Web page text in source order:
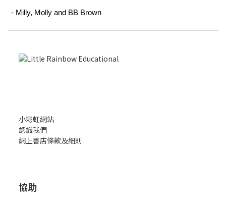
- Milly, Molly and BB Brown
小彩虹網站
認識我們
網上書店條款及細則
協助